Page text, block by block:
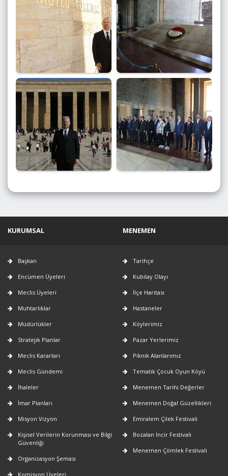
KURUMSAL
Başkan
Encümen Üyeleri
Meclis Üyeleri
Muhtarlıklar
Müdürlükler
Stratejik Planlar
Meclis Kararları
Meclis Gündemi
İhaleler
İmar Planları
Misyon Vizyon
Kişisel Verilerin Korunması ve Bilgi
Güvenliği
Organizasyon Şeması
Komisyon Üyeleri
MENEMEN
Tarihçe
Kubilay Olayı
İlçe Haritası
Hastaneler
Köylerimiz
Pazar Yerlerimiz
Piknik Alanlarımız
Tematik Çocuk Oyun Köyü
Menemen Tarihi Değerler
Menemen Doğal Güzellikleri
Emiralem Çilek Festivali
Bozalan İncir Festivali
Menemen Çömlek Festivali